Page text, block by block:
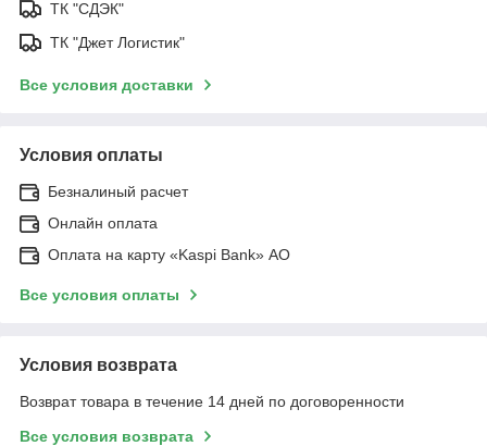
ТК "СДЭК"
ТК "Джет Логистик"
Все условия доставки
Условия оплаты
Безналиный расчет
Онлайн оплата
Оплата на карту «Kaspi Bank» АО
Все условия оплаты
Условия возврата
Возврат товара в течение 14 дней по договоренности
Все условия возврата